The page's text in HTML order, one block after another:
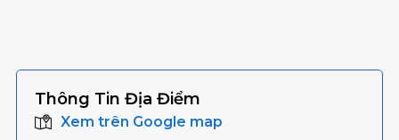
Thông Tin Địa Điểm
Xem trên Google map